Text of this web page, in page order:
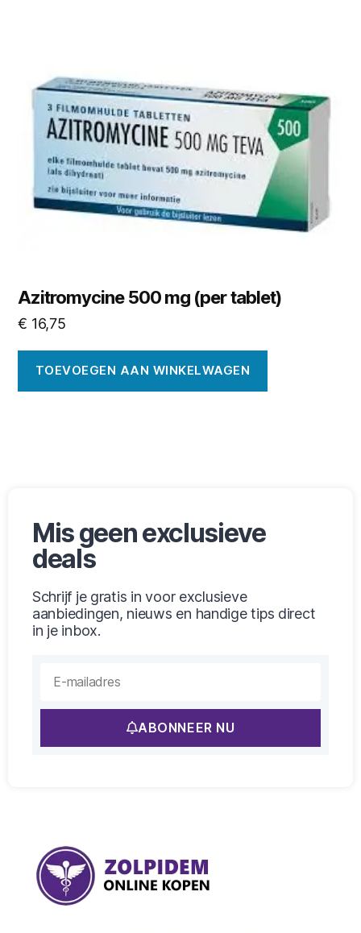
Azitromycine 500 mg (per tablet)
€ 16,75
TOEVOEGEN AAN WINKELWAGEN
Mis geen exclusieve
deals
Schrijf je gratis in voor exclusieve
aanbiedingen, nieuws en handige tips direct
in je inbox.
ABONNEER NU